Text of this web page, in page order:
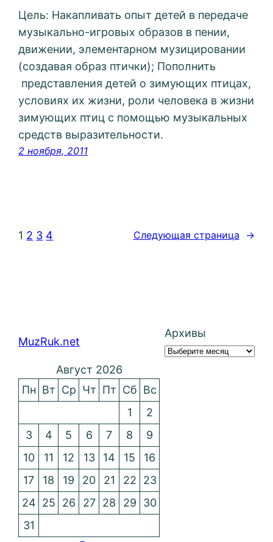
Цель: Накапливать опыт детей в передаче
музыкально-игровых образов в пении,
движении, элементарном музицировании
(создавая образ птички); Пополнить
представления детей о зимующих птицах,
условиях их жизни, роли человека в жизни
зимующих птиц с помощью музыкальных
средств выразительности.
2 ноября, 2011
1 2 3 4 Следующая страница →
MuzRuk.net
Архивы
Август 2026
Пн Вт Ср Чт Пт Сб Вс
1
2
3
4 5 6 7 8
9
10
11 12 13 14 15
16
17
18 19 20 21 22
23
24 25 26 27 28 29
30
31